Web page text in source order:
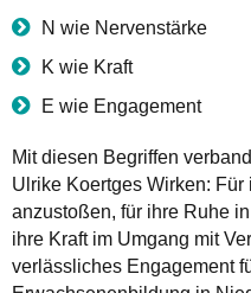
N wie Nervenstärke
K wie Kraft
E wie Engagement
Mit diesen Begriffen
Ulrike Koertges Wirken: Für
anzustoßen, für ihre Ruhe
ihre Kraft im Umgang mit
verlässliches Engagement